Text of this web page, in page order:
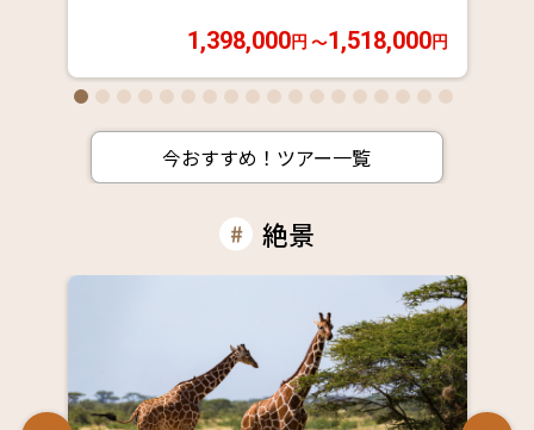
1,398,000円 〜1,518,000円
今おすすめ！ツアー一覧
絶景